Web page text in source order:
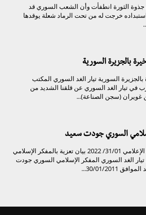
جذوة الثورة انطفأت وأن الشعب السوري قد
خرجت له من تحت الرماد شعلة يوقدها
بالجزيرة السورية
بالجزيرة السورية تيار الغد السوري المكتب
01/02/2022 نعرب في تيار الغد السوري عن قلقنا الشديد من
(سجن الصناعة)...
السوري جودت سعيد
تيار الغد السوري المكتب الإعلامي 31/01/ 2022 بيان تعزية بالمفكر الإسلامي
الغد السوري المفكر الإسلامي السوري جودت
30/01/2011...